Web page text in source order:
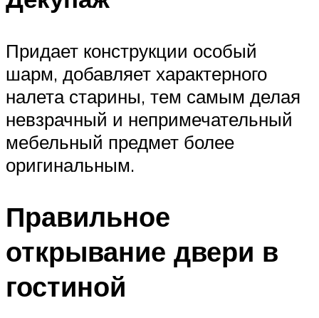
Придает конструкции особый
шарм, добавляет характерного
налета старины, тем самым делая
невзрачный и непримечательный
мебельный предмет более
оригинальным.
Правильное
открывание двери в
гостиной